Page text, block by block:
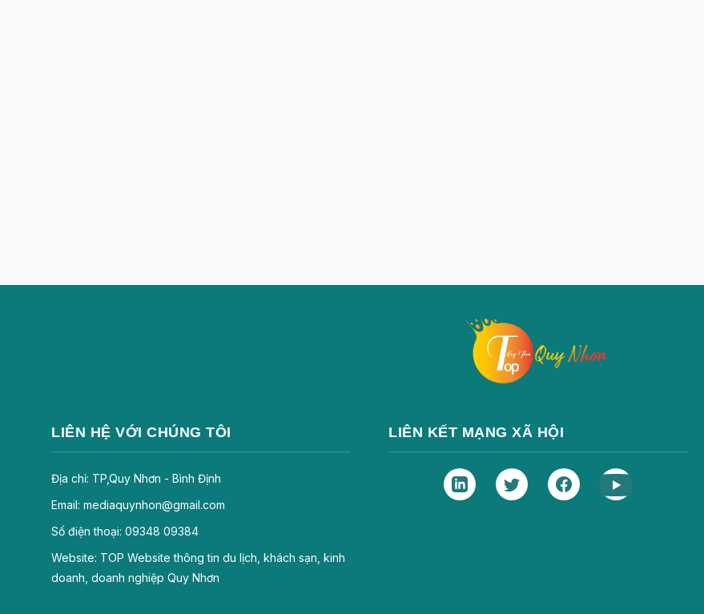
LIÊN HỆ VỚI CHÚNG TÔI
Địa chỉ: TP,Quy Nhơn - Bình Định
Email: mediaquynhon@gmail.com
Số điện thoại: 09348 09384
Website: TOP Website thông tin du lịch, khách sạn, kinh
doanh, doanh nghiệp Quy Nhơn
LIÊN KẾT MẠNG XÃ HỘI